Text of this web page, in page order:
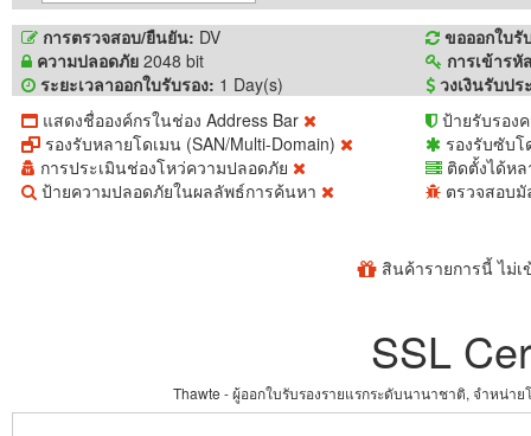
การตรวจสอบ/ยืนยัน: DV
ขอออกใบรั
ความปลอดภัย 2048 bit
การเข้ารหั
ระยะเวลาออกใบรับรอง: 1 Day(s)
วงเงินรับป
แสดงชื่อองค์กรในช่อง Address Bar
ป้ายรับรอง
รองรับหลายโดเมน (SAN/Multi-Domain)
รองรับซับโ
การประเมินช่องโหว่ความปลอดภัย
ติดตั้งได้ห
ป้ายความปลอดภัยในผลลัพธ์การค้นหา
ตรวจสอบ
สินค้ารายการนี้ ไม่เ
SSL
Thawte - ผู้ออกใบรับรองรายแรกระดับนานาชาติ, จำหน่